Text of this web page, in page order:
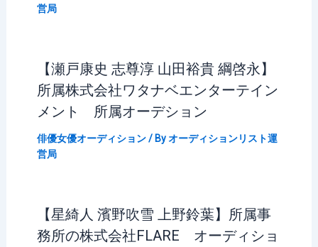
営局
【瀬戸康史 志尊淳 山田裕貴 綱啓永】
所属株式会社ワタナベエンターテイン
メント 所属オーデション
俳優女優オーディション/ Byオーディションリスト運
営局
【星綺人 濱野吹雪 上野鈴葉】所属事
務所の株式会社FLARE オーディショ